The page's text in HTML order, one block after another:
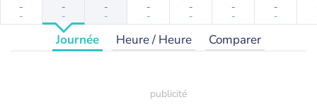
-
-
-
-
-
-
-
-
-
-
-
-
-
-
Journée Heure / Heure Comparer